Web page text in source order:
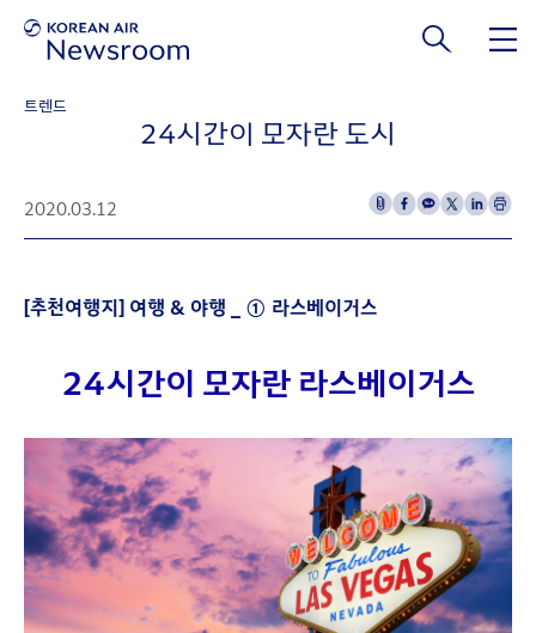
트렌드
24시간이 모자란 도시
2020.03.12
[추천여행지] 여행 & 야행 _ ① 라스베이거스
24시간이 모자란 라스베이거스